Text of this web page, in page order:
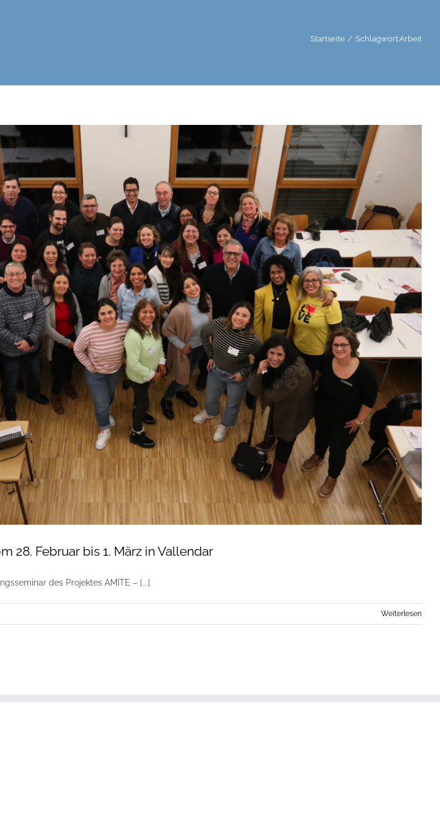
Startseite Schlagwort:Arbeit
28. Februar bis 1. März in Vallendar
des Projektes AMITE – [...]
Weiterlesen